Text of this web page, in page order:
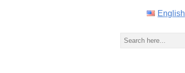
English